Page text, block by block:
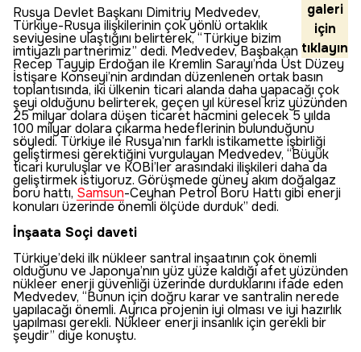
galeri
için
tıklayın
Rusya Devlet Başkanı Dimitriy Medvedev,
Türkiye-Rusya ilişkilerinin çok yönlü ortaklık
seviyesine ulaştığını belirterek, “Türkiye bizim
imtiyazlı partnerimiz” dedi. Medvedev, Başbakan
Recep Tayyip Erdoğan ile Kremlin Sarayı’nda Üst Düzey
İstişare Konseyi’nin ardından düzenlenen ortak basın
toplantısında, iki ülkenin ticari alanda daha yapacağı çok
şeyi olduğunu belirterek, geçen yıl küresel kriz yüzünden
25 milyar dolara düşen ticaret hacmini gelecek 5 yılda
100 milyar dolara çıkarma hedeflerinin bulunduğunu
söyledi. Türkiye ile Rusya’nın farklı istikamette işbirliği
geliştirmesi gerektiğini vurgulayan Medvedev, “Büyük
ticari kuruluşlar ve KOBİ’ler arasındaki ilişkileri daha da
geliştirmek istiyoruz. Görüşmede güney akım doğalgaz
boru hattı, Samsun-Ceyhan Petrol Boru Hattı gibi enerji
konuları üzerinde önemli ölçüde durduk” dedi.
İnşaata Soçi daveti
Türkiye’deki ilk nükleer santral inşaatının çok önemli
olduğunu ve Japonya’nın yüz yüze kaldığı afet yüzünden
nükleer enerji güvenliği üzerinde durduklarını ifade eden
Medvedev, “Bunun için doğru karar ve santralin nerede
yapılacağı önemli. Ayrıca projenin iyi olması ve iyi hazırlık
yapılması gerekli. Nükleer enerji insanlık için gerekli bir
şeydir” diye konuştu.